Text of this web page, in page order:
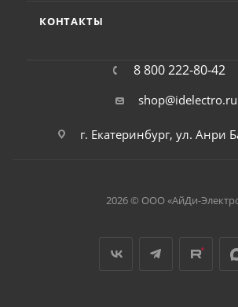
КОНТАКТЫ
8 800 222-80-42
shop@idelectro.ru
г. Екатеринбург, ул. Анри
2026 © ООО «АйДи-